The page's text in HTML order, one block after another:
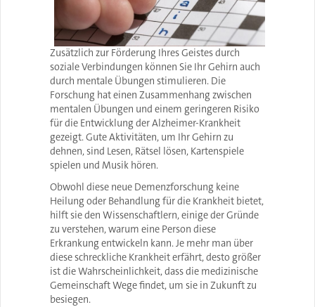
Zusätzlich zur Förderung Ihres Geistes durch
soziale Verbindungen können Sie Ihr Gehirn auch
durch mentale Übungen stimulieren. Die
Forschung hat einen Zusammenhang zwischen
mentalen Übungen und einem geringeren Risiko
für die Entwicklung der Alzheimer-Krankheit
gezeigt. Gute Aktivitäten, um Ihr Gehirn zu
dehnen, sind Lesen, Rätsel lösen, Kartenspiele
spielen und Musik hören.
Obwohl diese neue Demenzforschung keine
Heilung oder Behandlung für die Krankheit bietet,
hilft sie den Wissenschaftlern, einige der Gründe
zu verstehen, warum eine Person diese
Erkrankung entwickeln kann. Je mehr man über
diese schreckliche Krankheit erfährt, desto größer
ist die Wahrscheinlichkeit, dass die medizinische
Gemeinschaft Wege findet, um sie in Zukunft zu
besiegen.